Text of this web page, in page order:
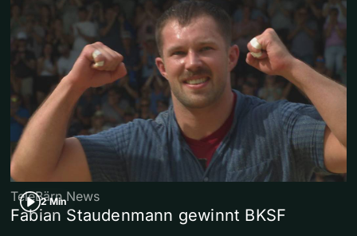
2 Min
TeleBärn News
Fabian Staudenmann gewinnt BKSF